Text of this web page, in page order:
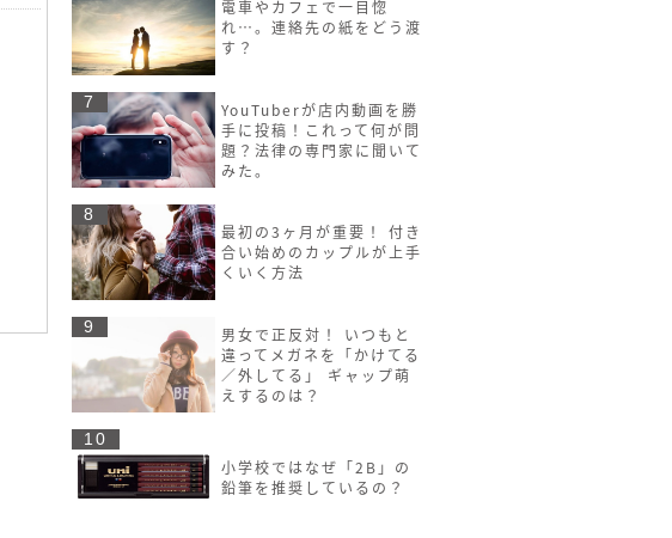
電車やカフェで一目惚
れ…。連絡先の紙をどう渡
す？
7
YouTuberが店内動画を勝
手に投稿！これって何が問
題？法律の専門家に聞いて
みた。
8
最初の3ヶ月が重要！ 付き
合い始めのカップルが上手
くいく方法
9
男女で正反対！ いつもと
違ってメガネを「かけてる
／外してる」 ギャップ萌
えするのは？
10
小学校ではなぜ「2B」の
鉛筆を推奨しているの？